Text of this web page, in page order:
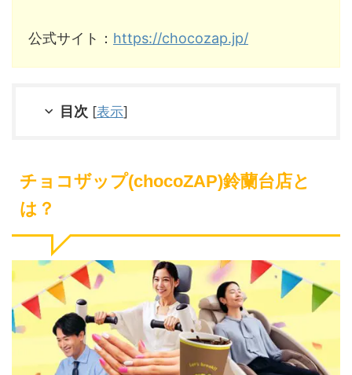
公式サイト： https://chocozap.jp/
目次 [表示]
チョコザップ(chocoZAP)鈴蘭台店と
は？